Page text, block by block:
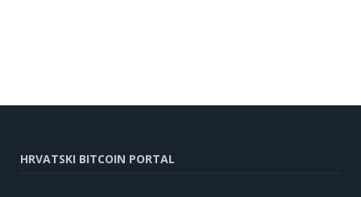
HRVATSKI BITCOIN PORTAL